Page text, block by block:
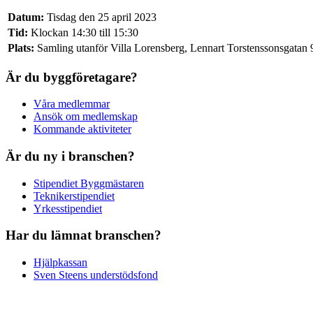
Datum: Tisdag den 25 april 2023
Tid: Klockan 14:30 till 15:30
Plats: Samling utanför Villa Lorensberg, Lennart Torstenssonsgatan
Är du byggföretagare?
Våra medlemmar
Ansök om medlemskap
Kommande aktiviteter
Är du ny i branschen?
Stipendiet Byggmästaren
Teknikerstipendiet
Yrkesstipendiet
Har du lämnat branschen?
Hjälpkassan
Sven Steens understödsfond